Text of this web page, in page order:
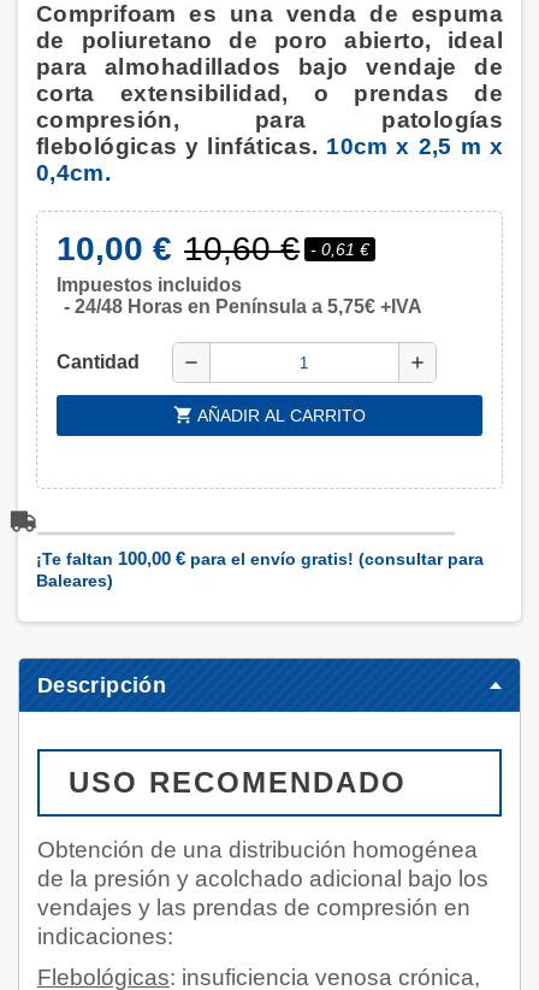
Comprifoam es una venda de espuma
de poliuretano de poro abierto, ideal
para almohadillados bajo vendaje de
corta extensibilidad, o prendas de
compresión, para patologías
flebológicas y linfáticas. 10cm x 2,5 m x
0,4cm.
10,00 € 10,60 € - 0,61 €
Impuestos incluidos
24/48 Horas en Península a 5,75€ +IVA
Cantidad remove add
shopping_cart AÑADIR AL CARRITO
¡Te faltan 100,00 € para el envío gratis! (consultar para
Baleares)
Descripción
USO RECOMENDADO
Obtención de una distribución homogénea
de la presión y acolchado adicional bajo los
vendajes y las prendas de compresión en
indicaciones:
Flebológicas: insuficiencia venosa crónica,